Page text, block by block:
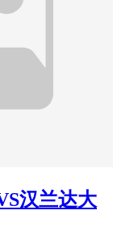
汉兰达大